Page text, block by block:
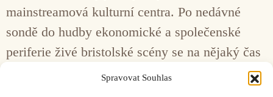
Spravovat Souhlas
mainstreamová kulturní centra. Po nedávné
sondě do hudby ekonomické a společenské
periferie živé bristolské scény se na nějaký čas
přesouváme do Irska.